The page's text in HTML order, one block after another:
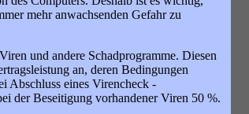
mehr anwachsenden Gefahr zu
und andere Schadprogramme. Diesen
an, deren Bedingungen
Abschluss eines Virencheck -
der Beseitigung vorhandener Viren 50 %.